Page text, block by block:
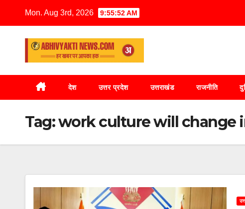
Mon. Aug 3rd, 2026 9:55:52 AM
देश उत्तर प्रदेश उत्तराखंड राजनीति
Tag:work culture will change